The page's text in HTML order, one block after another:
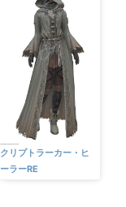
クリプトラーカー・ヒ
ーラーRE